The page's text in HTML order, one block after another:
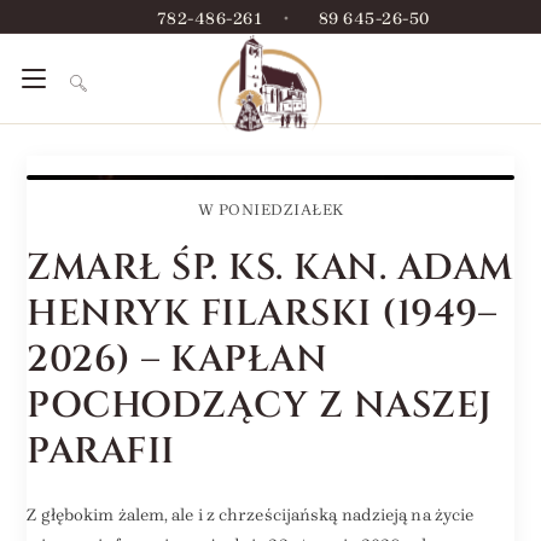
782-486-261 • 89 645-26-50
W PONIEDZIAŁEK
ZMARŁ ŚP. KS. KAN. ADAM
HENRYK FILARSKI (1949–
2026) – KAPŁAN
POCHODZĄCY Z NASZEJ
PARAFII
Z głębokim żalem, ale i z chrześcijańską nadzieją na życie